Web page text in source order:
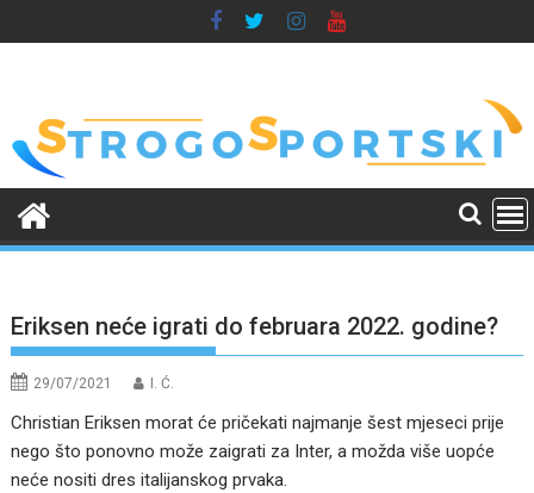
to
Eriksen neće igrati do februara 2022. godine?
29/07/2021 I. Ć.
Christian Eriksen morat će pričekati najmanje šest mjeseci prije
nego što ponovno može zaigrati za Inter, a možda više uopće
neće nositi dres italijanskog prvaka.